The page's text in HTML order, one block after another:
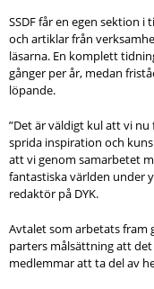
SSDF får en egen sektion
och artiklar från
läsarna. En komplett
gånger per år, medan
löpande.
”Det är väldigt kul att vi
sprida inspiration och
att vi genom samarbetet
fantastiska världen under
redaktör på DYK.
Avtalet som arbetats fram
parters målsättning att det
medlemmar att ta del av